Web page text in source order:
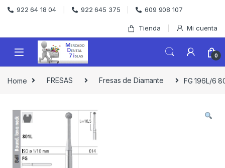
Skip to navigation
Skip to content
922 64 18 04 922 645 375 609 908 107
Tienda Mi cuenta
0
Home FRESAS Fresas de Diamante FG 196L/6